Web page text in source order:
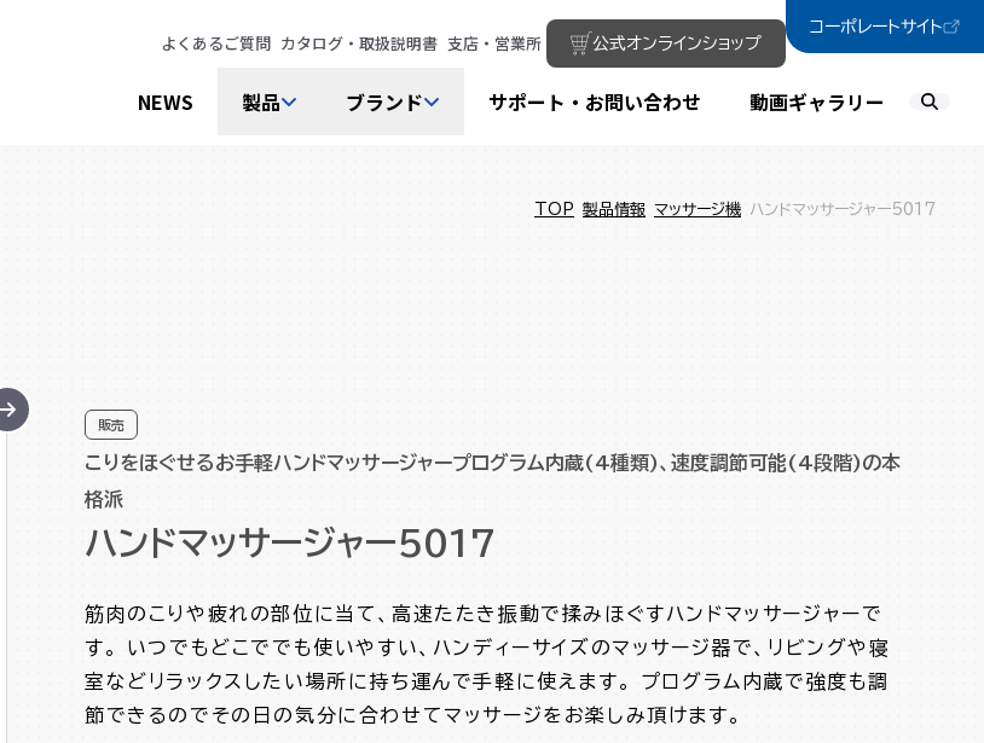
よくあるご質問 カタログ・取扱説明書 支店・営業所 公式オンラインショップ
コーポレートサイト
NEWS 製品 ブランド サポート・お問い合わせ 動画ギャラリー
TOP 製品情報 マッサージ機 ハンドマッサージャー5017
販売
こりをほぐせるお手軽ハンドマッサージャープログラム内蔵(4種類)、速度調節可能(4段階)の本
格派
ハンドマッサージャー5017
筋肉のこりや疲れの部位に当て、高速たたき振動で揉みほぐすハンドマッサージャーで
す。 いつでもどこででも使いやすい、ハンディーサイズのマッサージ器で、リビングや寝
室などリラックスしたい場所に持ち運んで手軽に使えます。 プログラム内蔵で強度も調
節できるのでその日の気分に合わせてマッサージをお楽しみ頂けます。